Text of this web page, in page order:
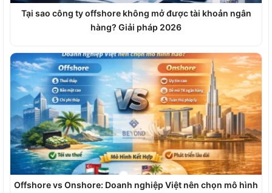
Tại sao công ty offshore không mở được tài khoản ngân
hàng? Giải pháp 2026
Offshore vs Onshore: Doanh nghiệp Việt nên chọn mô hình